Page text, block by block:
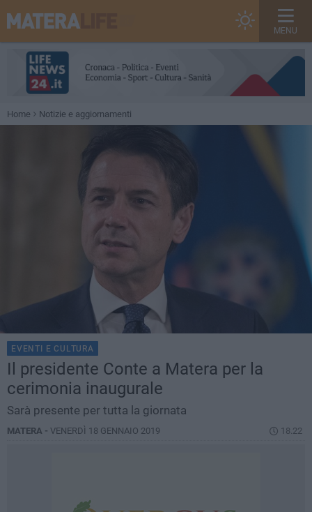
MENU
Home Notizie e aggiornamenti
EVENTI E CULTURA
Il presidente Conte a Matera per la
cerimonia inaugurale
Sarà presente per tutta la giornata
MATERA - VENERDÌ 18 GENNAIO 2019 18.22